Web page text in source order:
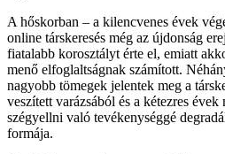
A hőskorban – a kilencvenes évek
online társkeresés még az újdonság
fiatalabb korosztályt érte el, emiatt
menő elfoglaltságnak számított.
nagyobb tömegek jelentek meg a
veszített varázsából és a kétezres
szégyellni való tevékenységgé
formája.